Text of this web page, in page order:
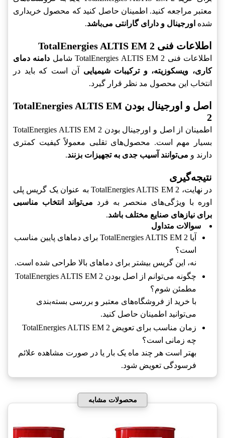
معتبر مراجعه کنید. اطمینان حاصل کنید که محصول خریداری
شده اورجینال و دارای گارانتی می‌باشد.
اطلاعات فنی TotalEnergies ALTIS EM 2‎
اطلاعات فنی TotalEnergies ALTIS EM 2‎ شامل
دامنه دمای
کاری، ویسکوزیته، و ترکیبات شیمیایی آن است که باید در
انتخاب این محصول مد نظر قرار گیرد.
اصل و اورجینال بودن TotalEnergies ALTIS EM
2‎
اطمینان از اصل و اورجینال بودن TotalEnergies ALTIS EM 2‎
بسیار مهم است. محصول‌های تقلبی معمولاً کیفیت کمتری
دارند و می‌توانند آسیب جدی به تجهیزات بزنند.
نتیجه‌گیری
در نهایت، TotalEnergies ALTIS EM 2‎ به عنوان یک گریس پلی
اوره با ویژگی‌های منحصر به فرد می‌تواند انتخاب مناسبی
برای نیازهای صنایع مختلف باشد.
سوالات متداول
آیا TotalEnergies ALTIS EM 2‎ برای دماهای پایین مناسب
است؟
نه، این گریس بیشتر برای دماهای بالا طراحی شده است.
چگونه می‌توانم از اصل بودن TotalEnergies ALTIS EM 2‎
مطمئن شوم؟
با خرید از فروشگاه‌های معتبر و بررسی بسته‌بندی
می‌توانید اطمینان حاصل کنید.
زمان مناسب برای تعویض TotalEnergies ALTIS EM 2‎
چه زمانی است؟
بهتر است هر چند ماه یک بار یا در صورت مشاهده علائم
فرسودگی تعویض شود.
محصولات مشابه